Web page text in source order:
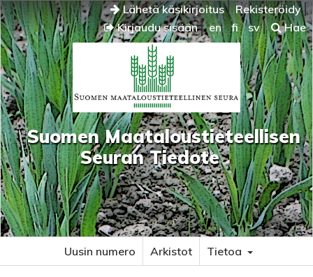
Lähetä käsikirjoitus
Rekisteröidy
Kirjaudu sisään
en fi sv Hae
Suomen Maataloustieteellisen
Seuran Tiedote
Uusin numero Arkistot Tietoa